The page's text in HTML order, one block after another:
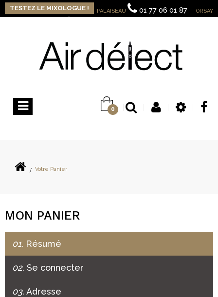
TESTEZ LE MIXOLOGUE ! PALAISEAU 01 77 06 01 87 ORSAY
Basculer
0
> Votre Panier
MON PANIER
01. Résumé
02. Se connecter
03. Adresse